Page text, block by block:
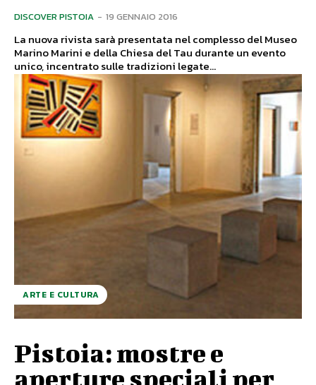
DISCOVER PISTOIA - 19 GENNAIO 2016
La nuova rivista sarà presentata nel complesso del Museo
Marino Marini e della Chiesa del Tau durante un evento
unico, incentrato sulle tradizioni legate...
ARTE E CULTURA
Pistoia: mostre e
aperture speciali per